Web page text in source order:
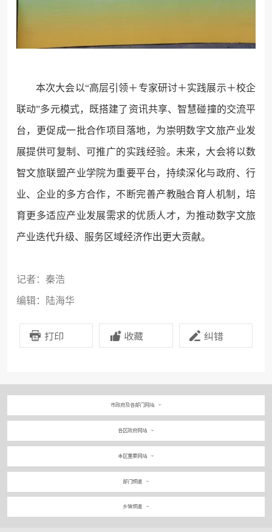
本次大会以“高层引领＋专家研讨＋实践展示＋校企
联动”多元模式，既搭建了资讯共享、智慧碰撞的交流平
台，更促成一批合作项目落地，为崇明数字文旅产业发
展提供可复制、可推广的实践经验。未来，大会将以数
智文旅联盟产业学院为重要平台，持续深化与政府、行
业、企业的多方合作，不断完善产教融合育人机制，培
育更多适应产业发展需求的优质人才，为推动数字文旅
产业迭代升级、服务区域经济作出更大贡献。
记者：秦浩
编辑：陆海华
打印 收藏 纠错
市政府及各部门网站
各区政府网站
本区重要网站
部门频道
乡镇频道